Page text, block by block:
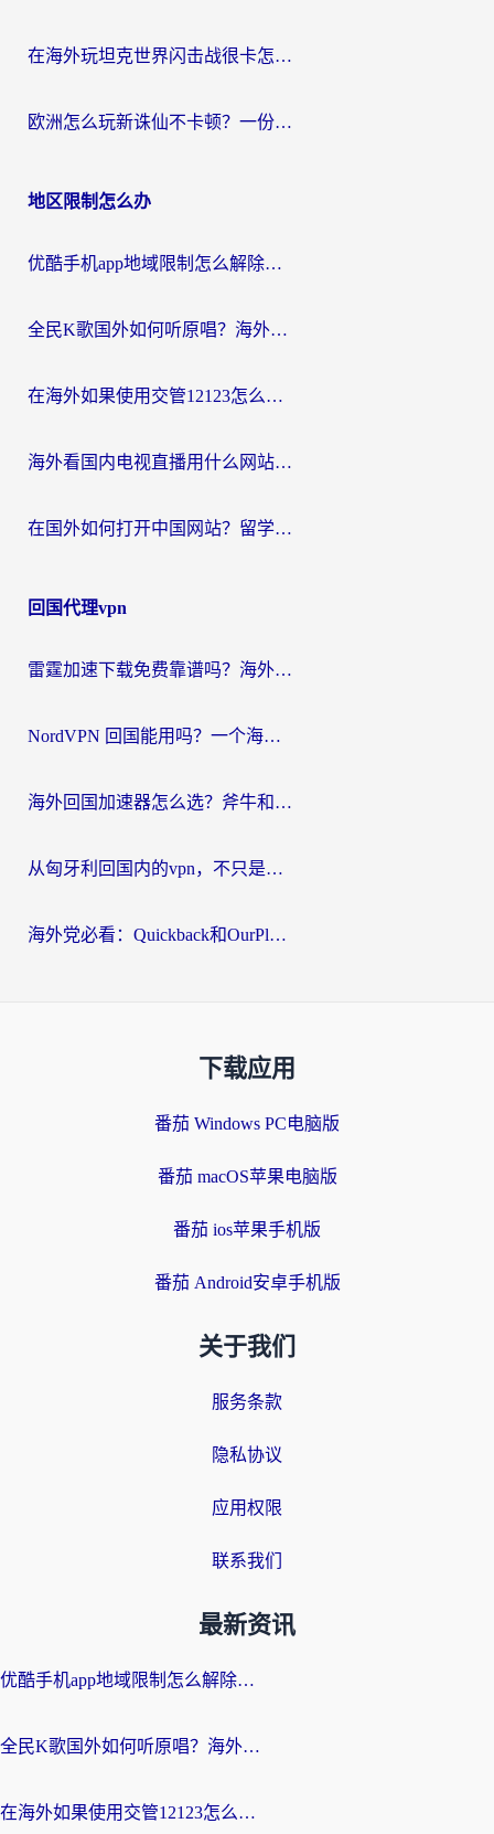
在海外玩坦克世界闪击战很卡怎么办？老玩家亲测有效的加速器选择指南
欧洲怎么玩新诛仙不卡顿？一份给海外游子的国服游戏畅玩指南
地区限制怎么办
优酷手机app地域限制怎么解除？海外党亲测有效的追剧方案
全民K歌国外如何听原唱？海外党亲测有效的回国加速器选择指南
在海外如果使用交管12123怎么处理？留学生亲测有效的回国加速方案
海外看国内电视直播用什么网站比较好？一篇解决你所有追剧难题的实用指南
在国外如何打开中国网站？留学生与海外华人的无缝访问指南
回国代理vpn
雷霆加速下载免费靠谱吗？海外党选回国加速器的避坑指南（附热门工具对比）
NordVPN 回国能用吗？一个海外用户必须面对的真实困境
海外回国加速器怎么选？斧牛和海龟哪个好？一篇帮你避开坑的实用指南
从匈牙利回国内的vpn，不只是为了刷剧那么简单
海外党必看：Quickback和OurPlay好用吗？3分钟选对回国加速器，无缝刷剧玩游戏
下载应用
番茄 Windows PC电脑版
番茄 macOS苹果电脑版
番茄 ios苹果手机版
番茄 Android安卓手机版
关于我们
服务条款
隐私协议
应用权限
联系我们
最新资讯
优酷手机app地域限制怎么解除？海外党亲测有效的追剧方案
全民K歌国外如何听原唱？海外党亲测有效的回国加速器选择指南
在海外如果使用交管12123怎么处理？留学生亲测有效的回国加速方案